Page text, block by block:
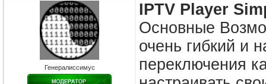
Генералиссимус
IPTV Player
Основные
очень гибкий и
переключения